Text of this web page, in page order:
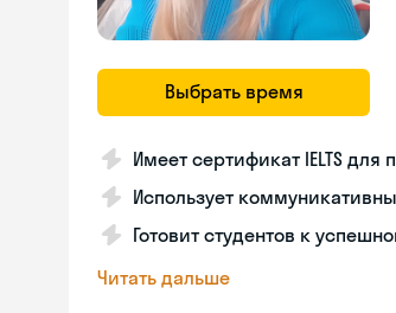
Выбрать время
Имеет сертификат IELTS
Использует
Готовит студентов к
Читать дальше